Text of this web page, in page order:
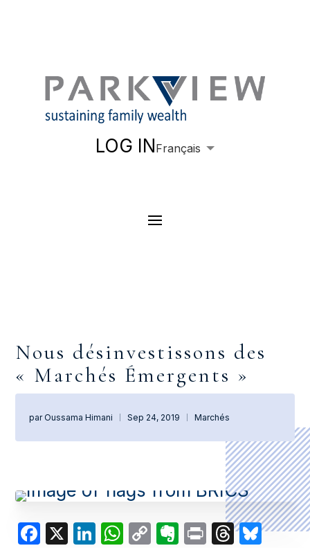
LOG INFrançais
Português
Nous désinvestissons des
« Marchés Émergents »
par Oussama Himani Sep 24, 2019 Marchés
Facebook
X LinkedIn
WhatsApp
CopyEvernote
Print